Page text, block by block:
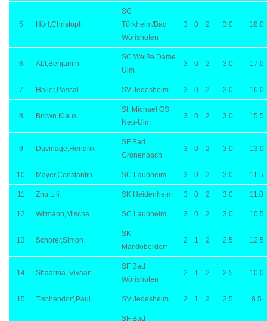
5 Hörl,Christoph
SC
Türkheim/Bad
Wörishofen
3 0 2 3.0 18.0
6 Abt,Benjamin
SC Weiße Dame
Ulm
3 0 2 3.0 17.0
7 Haller,Pascal SV Jedesheim 3 0 2 3.0 16.0
8 Brown Klaus
St. Michael GS
Neu-Ulm
3 0 2 3.0 15.5
9 Duvinage,Hendrik
SF Bad
Grönenbach
3 0 2 3.0 13.0
10 Mayer,Constantin SC Laupheim 3 0 2 3.0 11.5
11 Zhu,Lili SK Heidenheim 3 0 2 3.0 11.0
12 Witmann,Mischa SC Laupheim 3 0 2 3.0 10.5
13 Schorer,Simon
SK
Marktoberdorf
2 1 2 2.5 12.5
14 Shaarma, Vivaan
SF Bad
Wörishofen
2 1 2 2.5 10.0
15 Tischendorf,Paul SV Jedesheim 2 1 2 2.5 8.5
SF Bad